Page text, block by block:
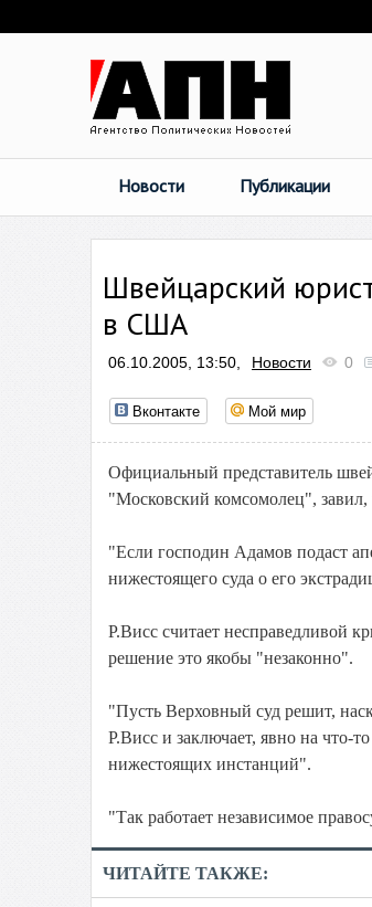
Новости Публикации
Швейцарский
в США
06.10.2005, 13:50, Новости 0
Вконтакте Мой мир
Официальный представитель
"Московский комсомолец",
"Если господин Адамов подаст
нижестоящего суда о его
Р.Висс считает несправедливой
решение это якобы "незаконно".
"Пусть Верховный суд решит,
Р.Висс и заключает, явно на что-
нижестоящих инстанций".
"Так работает независимое
ЧИТАЙТЕ ТАКЖЕ: